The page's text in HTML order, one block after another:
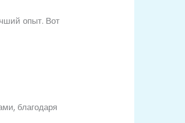
опыт. Вот
благодаря